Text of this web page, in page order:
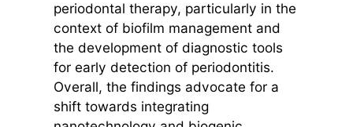
periodontal therapy, particularly in the
context of biofilm management and
the development of diagnostic tools
for early detection of periodontitis.
Overall, the findings advocate for a
shift towards integrating